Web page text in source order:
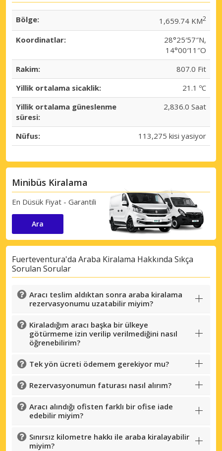
Büyük tasarruflar
Özel iş ortağı tekliflerine erişim sağlayın
eLink ile giriş yap
Bölge: 1,659.74 KM2
Koordinatlar:
28°25′57″N,
14°00′11″O
Rakim:
807.0 Fit
Yillik ortalama sicaklik:
21.1 ºC
Yillik ortalama güneslenme
süresi:
2,836.0 Saat
Nüfus: 113,275 kisi yasiyor
Minibüs Kiralama
En Düsük Fiyat - Garantili
Ara
Fuerteventura'da Araba Kiralama Hakkında Sıkça
Sorulan Sorular
Aracı teslim aldıktan sonra araba kiralama
rezervasyonumu uzatabilir miyim?
Kiraladığım aracı başka bir ülkeye
götürmeme izin verilip verilmediğini nasıl
öğrenebilirim?
Tek yön ücreti ödemem gerekiyor mu?
Rezervasyonumun faturası nasıl alırım?
Aracı alındığı ofisten farklı bir ofise iade
edebilir miyim?
Sınırsız kilometre hakkı ile araba kiralayabilir
miyim?